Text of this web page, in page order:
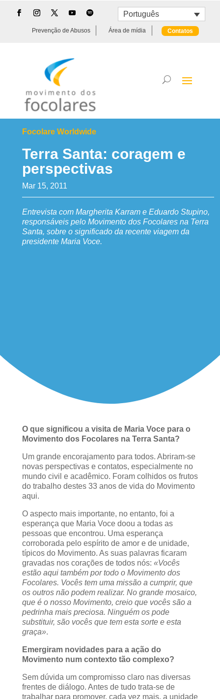
Português
Prevenção de Abusos Área de mídia Contatos
Focolare Worldwide
Terra Santa: coragem e
perspectivas
Mar 15, 2011
Entrevista com Margherita Karram e Eduardo Stupino,
responsáveis pelo Movimento dos Focolares na Terra
Santa, sobre o significado da recente viagem da
presidente Maria Voce.
O que significou a visita de Maria Voce para o
Movimento dos Focolares na Terra Santa?
Um grande encorajamento para todos. Abriram-se
novas perspectivas e contatos, especialmente no
mundo civil e acadêmico. Foram colhidos os frutos
do trabalho destes 33 anos de vida do Movimento
aqui.
O aspecto mais importante, no entanto, foi a
esperança que Maria Voce doou a todas as
pessoas que encontrou. Uma esperança
corroborada pelo espírito de amor e de unidade,
típicos do Movimento. As suas palavras ficaram
gravadas nos corações de todos nós: «Vocês
estão aqui também por todo o Movimento dos
Focolares. Vocês tem uma missão a cumprir, que
os outros não podem realizar. No grande mosaico,
que é o nosso Movimento, creio que vocês são a
pedrinha mais preciosa. Ninguém os pode
substituir, são vocês que tem esta sorte e esta
graça».
Emergiram novidades para a ação do
Movimento num contexto tão complexo?
Sem dúvida um compromisso claro nas diversas
frentes de diálogo. Antes de tudo trata-se de
trabalhar para promover, cada vez mais, a unidade